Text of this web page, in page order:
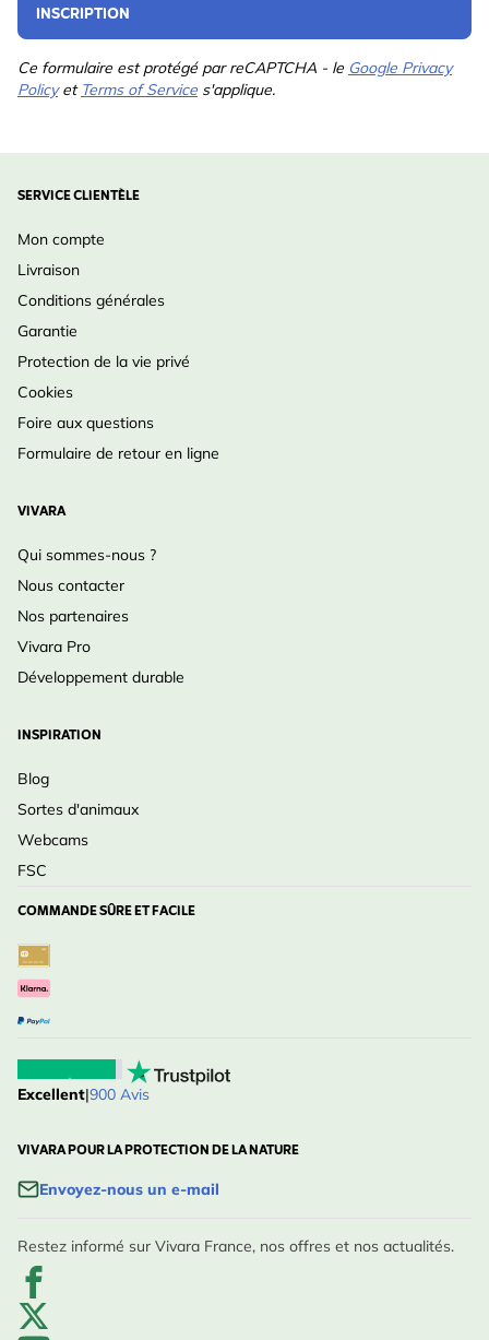
INSCRIPTION
Ce formulaire est protégé par reCAPTCHA - le Google Privacy
Policyet Terms of Service s'applique.
SERVICE CLIENTÈLE
Mon compte
Livraison
Conditions générales
Garantie
Protection de la vie privé
Cookies
Foire aux questions
Formulaire de retour en ligne
VIVARA
Qui sommes-nous ?
Nous contacter
Nos partenaires
Vivara Pro
Développement durable
INSPIRATION
Blog
Sortes d'animaux
Webcams
FSC
COMMANDE SÛRE ET FACILE
Excellent|900 Avis
VIVARA POUR LA PROTECTION DE LA NATURE
Envoyez-nous un e-mail
Restez informé sur Vivara France, nos offres et nos actualités.